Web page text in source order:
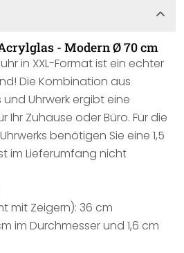
- Modern Ø 70 cm
in XXL-Format ist ein echter
Die Kombination aus
Uhrwerk ergibt eine
Ihr Zuhause oder Büro. Für die
benötigen Sie eine 1,5
im Lieferumfang nicht
mit Zeigern): 36 cm
im Durchmesser und 1,6 cm